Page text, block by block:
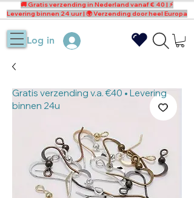
Log in
🚚 Gratis verzending in Nederland vanaf € 40 | ⚡
Levering binnen 24 uur | 🌍 Verzending door heel Europa
Gratis verzending v.a. €40 • Levering
binnen 24u